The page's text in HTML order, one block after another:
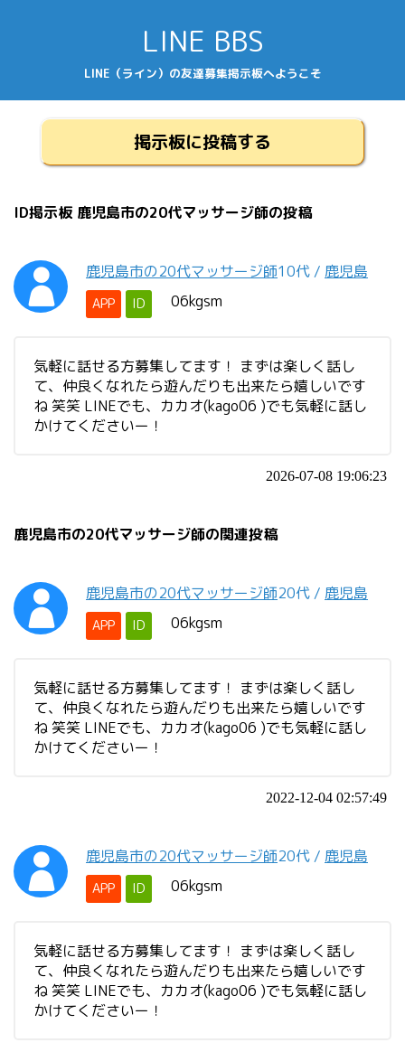
LINE BBS
LINE（ライン）の友達募集掲示板へようこそ
掲示板に投稿する
ID掲示板 鹿児島市の20代マッサージ師の投稿
鹿児島市の20代マッサージ師10代 / 鹿児島
APP ID 06kgsm
気軽に話せる方募集してます！ まずは楽しく話し
て、仲良くなれたら遊んだりも出来たら嬉しいです
ね 笑笑 LINEでも、カカオ(kago06 )でも気軽に話し
かけてくださいー！
2026-07-08 19:06:23
鹿児島市の20代マッサージ師の関連投稿
鹿児島市の20代マッサージ師20代 / 鹿児島
APP ID 06kgsm
気軽に話せる方募集してます！ まずは楽しく話し
て、仲良くなれたら遊んだりも出来たら嬉しいです
ね 笑笑 LINEでも、カカオ(kago06 )でも気軽に話し
かけてくださいー！
2022-12-04 02:57:49
鹿児島市の20代マッサージ師20代 / 鹿児島
APP ID 06kgsm
気軽に話せる方募集してます！ まずは楽しく話し
て、仲良くなれたら遊んだりも出来たら嬉しいです
ね 笑笑 LINEでも、カカオ(kago06 )でも気軽に話し
かけてくださいー！